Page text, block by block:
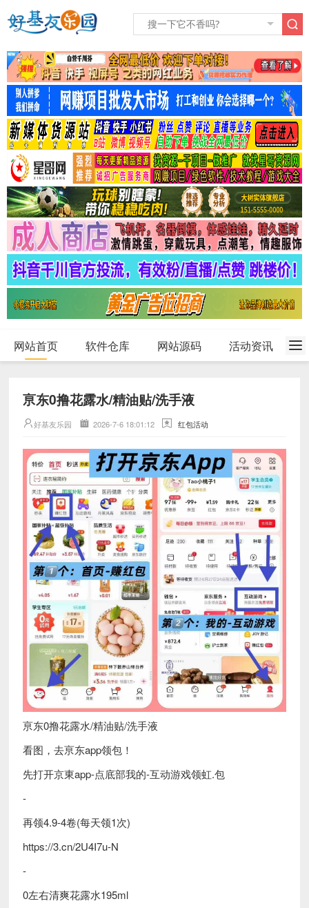
网站首页 软件仓库 网站源码 活动资讯
亰东0撸花露水/精油贴/洗手液
好基友乐园 2026-7-6 18:01:12 红包活动
亰东0撸花露水/精油贴/洗手液
看图，去亰东app领包！
先打开京東app-点底部我的-互动游戏领虹.包
-
再领4.9-4卷(每天领1次)
https://3.cn/2U4I7u-N
-
0左右清爽花露水195ml